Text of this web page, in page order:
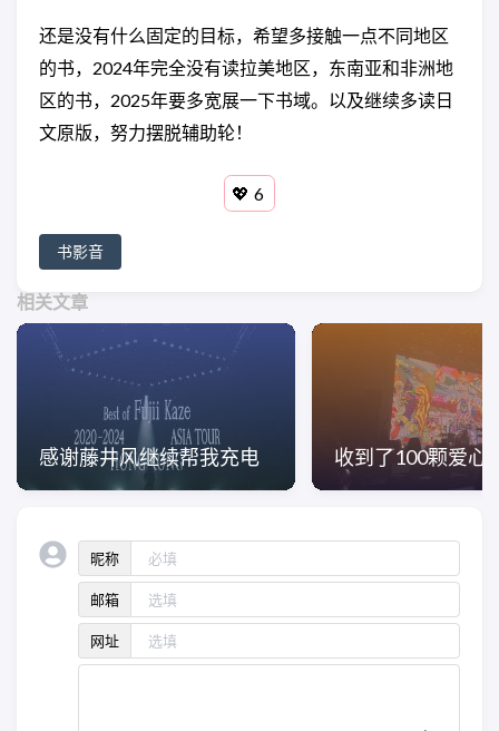
年，当代关于中亚五国现状观察ZUI全
面的非虚构杰作 作者埃丽卡•法特兰花
采访，包括土库曼斯坦这个少有人被
允许进入的国家。她在穿越哈萨克斯
鱼子酱，参加塔吉克斯坦农村的婚
礼，亲眼见到土库曼斯坦总统参加赛
门诺派教徒、移民官员和电视记者交
谈。详细记录了这些在中国历史上始
终有一席之地的突厥民族的国家化现
状。形成了这部结合游记、历史与社
会学调查的非虚构杰作。 *深刻的风土
人物观察记录，深入当地生活，关注
女性处境 在土库曼斯坦与哈萨克斯坦
一夫多妻盛行；塔吉克斯坦有大量男
“绑架新娘”传统，年轻女性被强掳上车
与当地人充分沟通，并特别关注每个
扎是在一天晚上从化妆品店下班回家
还是没有什么固定的目标，希望多接触一点不同地区
的书，2024年完全没有读拉美地区，东南亚和非洲地
区的书，2025年要多宽展一下书域。以及继续多读日
文原版，努力摆脱辅助轮！
💖
书影音
相关文章
感谢藤井风继续帮我充电 收到了100颗爱心
昵称
邮箱
网址